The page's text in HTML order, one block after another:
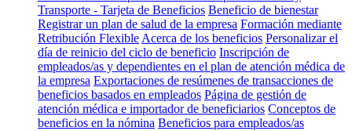
Transporte - Tarjeta de Beneficios Beneficio de bienestar
Registrar un plan de salud de la empresa Formación mediante
Retribución Flexible Acerca de los beneficios Personalizar el
día de reinicio del ciclo de beneficio Inscripción de
empleados/as y dependientes en el plan de atención médica de
la empresa Exportaciones de resúmenes de transacciones de
beneficios basados en empleados Página de gestión de
atención médica e importador de beneficiarios Conceptos de
beneficios en la nómina Beneficios para empleados/as